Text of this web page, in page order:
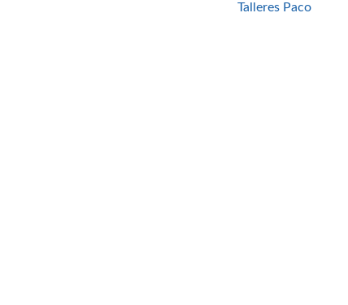
Talleres Paco